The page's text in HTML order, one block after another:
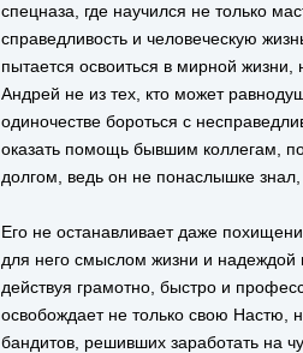
спецназа, где научился не только
справедливость и человеческую
пытается освоиться в мирной
Андрей не из тех, кто может
одиночестве бороться с
оказать помощь бывшим коллегам,
долгом, ведь он не понаслышке знал,
Его не останавливает даже
для него смыслом жизни и надеждой
действуя грамотно, быстро и
освобождает не только свою Настю,
бандитов, решивших заработать на